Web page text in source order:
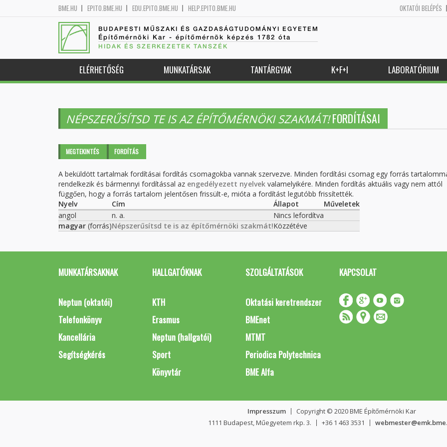
BME.HU EPITO.BME.HU EDU.EPITO.BME.HU HELP.EPITO.BME.HU OKTATÓI BELÉPÉS
BUDAPESTI MŰSZAKI ÉS GAZDASÁGTUDOMÁNYI EGYETEM
Építőmérnöki Kar - építőmérnök képzés 1782 óta
HIDAK ÉS SZERKEZETEK TANSZÉK
ELÉRHETŐSÉG MUNKATÁRSAK TANTÁRGYAK K+F+I LABORATÓRIUM
NÉPSZERŰSÍTSD TE IS AZ ÉPÍTŐMÉRNÖKI SZAKMÁT!FORDÍTÁSAI
Elsődleges fülek
MEGTEKINTÉS FORDÍTÁS
A beküldött tartalmak fordításai fordítás csomagokba vannak szervezve. Minden fordítási csomag egy forrás
rendelkezik és bármennyi fordítással az engedélyezett nyelvek valamelyikére. Minden fordítás aktuális vagy nem attól
függően, hogy a forrás tartalom jelentősen frissült-e, mióta a fordítást legutóbb frissítették.
Nyelv
Cím Állapot
Műveletek
angol
n. a.
Nincs lefordítva
magyar (forrás)Népszerűsítsd te is az építőmérnöki szakmát!Közzétéve
MUNKATÁRSAKNAK
Neptun (oktatói)
Telefonkönyv
Kancellária
Segítségkérés
HALLGATÓKNAK
KTH
Erasmus
Neptun (hallgatói)
Sport
Könyvtár
SZOLGÁLTATÁSOK
Oktatási keretrendszer
BMEnet
MTMT
Periodica Polytechnica
BME Alfa
KAPCSOLAT
Impresszum
Copyright © 2020 BME Építőmérnöki Kar
1111 Budapest, Műegyetem rkp. 3.
+36 1 463 3531